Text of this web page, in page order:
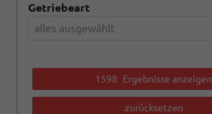
Getriebeart
alles ausgewählt
1598 Ergebnisse anzeigen
zurücksetzen